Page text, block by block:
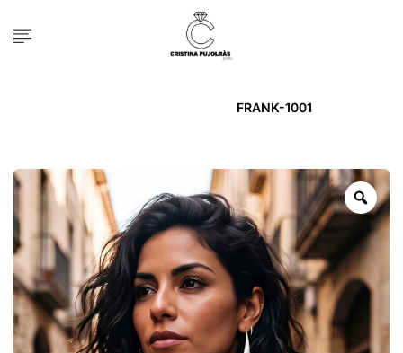
FRANK-1001